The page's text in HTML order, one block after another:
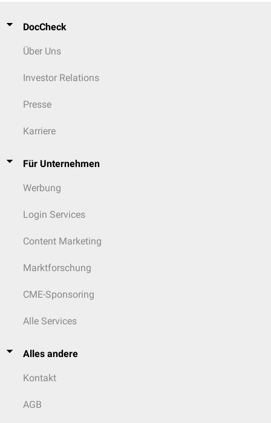
DocCheck
Über Uns
Investor Relations
Presse
Karriere
Für Unternehmen
Werbung
Login Services
Content Marketing
Marktforschung
CME-Sponsoring
Alle Services
Alles andere
Kontakt
AGB